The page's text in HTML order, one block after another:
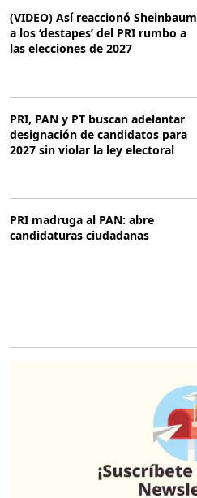
(VIDEO) Así reaccionó Sheinbaum
a los ‘destapes’ del PRI rumbo a
las elecciones de 2027
PRI, PAN y PT buscan adelantar
designación de candidatos para
2027 sin violar la ley electoral
PRI madruga al PAN: abre
candidaturas ciudadanas